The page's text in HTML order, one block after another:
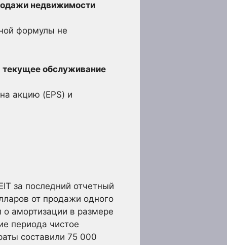
недвижимости
формулы не
обслуживание
акцию (EPS) и
за последний отчетный
от продажи одного
амортизации в размере
периода чистое
составили 75 000